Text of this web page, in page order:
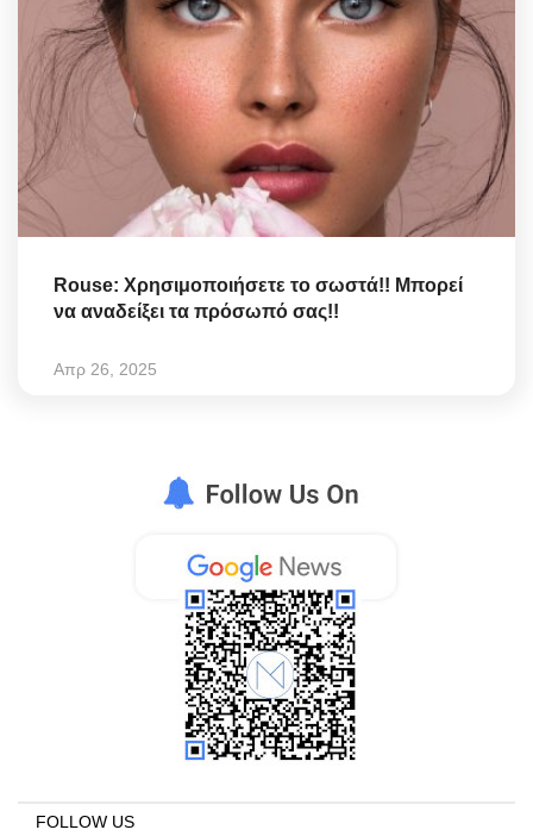
Rouse: Χρησιμοποιήσετε το σωστά!! Μπορεί
να αναδείξει τα πρόσωπό σας!!
Απρ 26, 2025
FOLLOW US